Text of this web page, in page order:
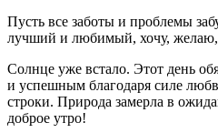
Пусть все заботы и проблемы
лучший и любимый, хочу, желаю,
Солнце уже встало. Этот день
и успешным благодаря силе
строки. Природа замерла в
доброе утро!